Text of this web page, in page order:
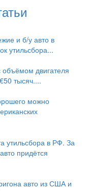
и б/у авто в
утильсбора...
двигателя
тысяч....
можно
утильсбора в РФ. За
придётся
авто из США и